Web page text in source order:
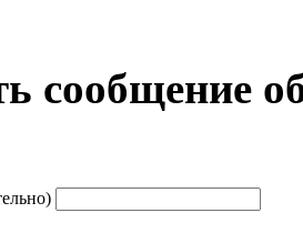
сообщение